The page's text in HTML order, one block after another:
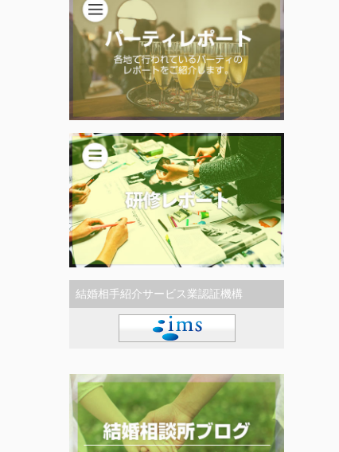
結婚相手紹介サービス業認証機構